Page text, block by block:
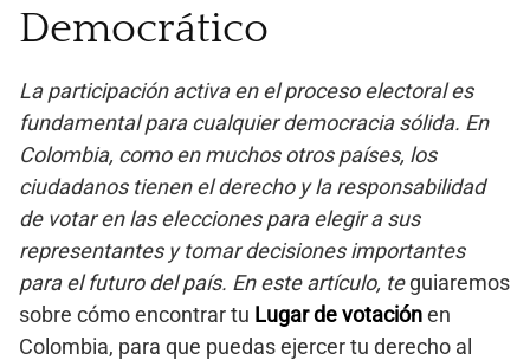
Democrático
La participación activa en el proceso electoral es
fundamental para cualquier democracia sólida. En
Colombia, como en muchos otros países, los
ciudadanos tienen el derecho y la responsabilidad
de votar en las elecciones para elegir a sus
representantes y tomar decisiones importantes
para el futuro del país. En este artículo, teguiaremos
sobre cómo encontrar tu Lugar de votaciónen
Colombia, para que puedas ejercer tu derecho al